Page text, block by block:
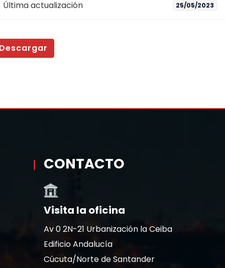
Última actualización 25/05/2023
CONTACTO
Visita la oficina
Av 0 2N-21 Urbanización la Ceiba
Edificio Andalucía
Cúcuta/Norte de Santander